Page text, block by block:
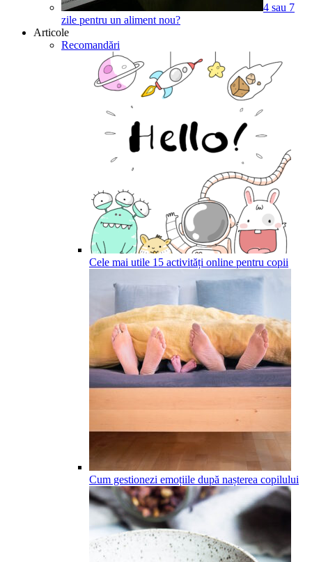
4 sau 7
zile pentru un aliment nou?
Articole
Recomandări
Cele mai utile 15 activități online pentru copii
Cum gestionezi emoțiile după nașterea copilului